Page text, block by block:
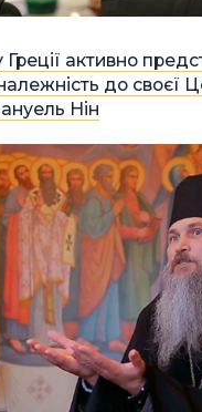
Греції активно
належність до своєї
Нін